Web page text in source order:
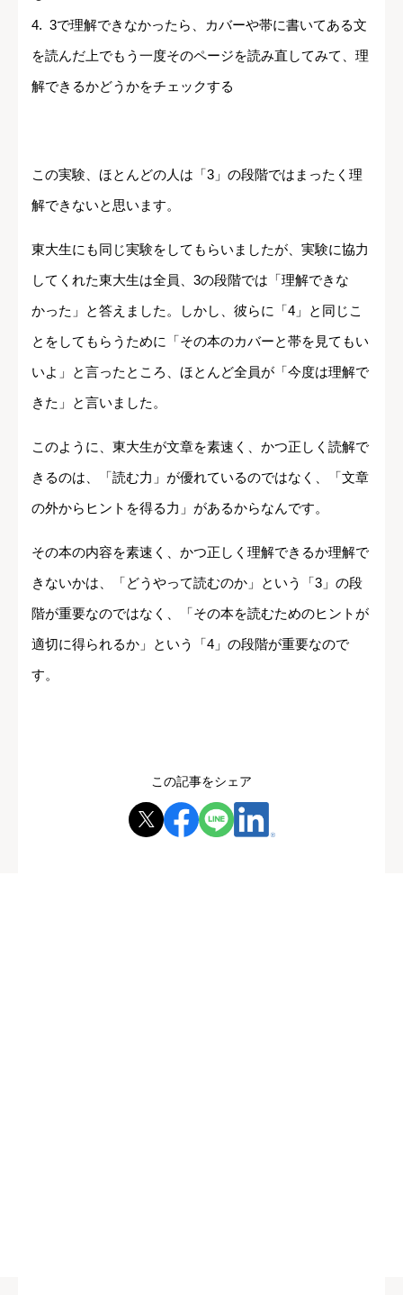
4. 3で理解できなかったら、カバーや帯に書いてある文
を読んだ上でもう一度そのページを読み直してみて、理
解できるかどうかをチェックする
この実験、ほとんどの人は「3」の段階ではまったく理
解できないと思います。
東大生にも同じ実験をしてもらいましたが、実験に協力
してくれた東大生は全員、3の段階では「理解できな
かった」と答えました。しかし、彼らに「4」と同じこ
とをしてもらうために「その本のカバーと帯を見てもい
いよ」と言ったところ、ほとんど全員が「今度は理解で
きた」と言いました。
このように、東大生が文章を素速く、かつ正しく読解で
きるのは、「読む力」が優れているのではなく、「文章
の外からヒントを得る力」があるからなんです。
その本の内容を素速く、かつ正しく理解できるか理解で
きないかは、「どうやって読むのか」という「3」の段
階が重要なのではなく、「その本を読むためのヒントが
適切に得られるか」という「4」の段階が重要なので
す。
この記事をシェア